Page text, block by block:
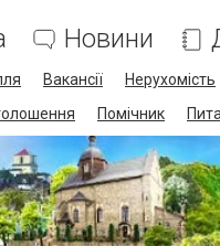
Новини
Вакансії Нерухомість
Помічник